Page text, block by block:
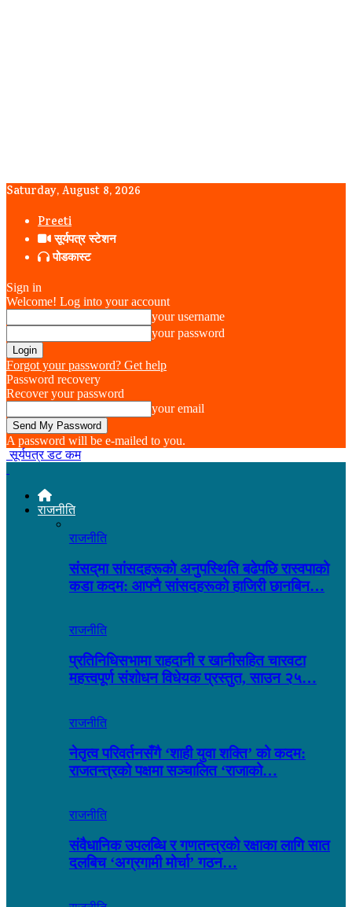
Saturday, August 8, 2026
Preeti
सूर्यपत्र स्टेशन
पोडकास्ट
Sign in
Welcome! Log into your account
your username
your password
Forgot your password? Get help
Password recovery
Recover your password
your email
A password will be e-mailed to you.
सूर्यपत्र डट कम
राजनीति
राजनीति
संसद्‌मा सांसदहरूको अनुपस्थिति बढेपछि रास्वपाको
कडा कदम: आफ्नै सांसदहरूको हाजिरी छानबिन…
राजनीति
प्रतिनिधिसभामा राहदानी र खानीसहित चारवटा
महत्त्वपूर्ण संशोधन विधेयक प्रस्तुत, साउन २५…
राजनीति
नेतृत्व परिवर्तनसँगै ‘शाही युवा शक्ति’ को कदम:
राजतन्त्रको पक्षमा सञ्चालित ‘राजाको…
राजनीति
संवैधानिक उपलब्धि र गणतन्त्रको रक्षाका लागि सात
दलबिच ‘अग्रगामी मोर्चा’ गठन…